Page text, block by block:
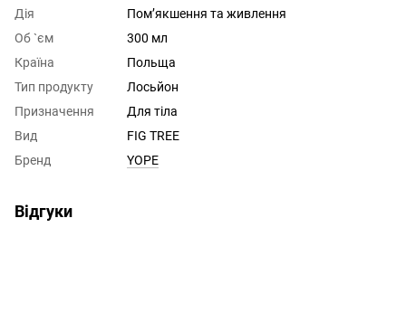
Дія
Помʼякшення та живлення
Об `єм
300 мл
Країна
Польща
Тип продукту
Лосьйон
Призначення
Для тіла
Вид
FIG TREE
Бренд
YOPE
Відгуки